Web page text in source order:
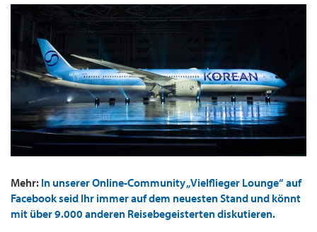
Mehr: In unserer Online-Community „Vielflieger Lounge“ auf
Facebook seid Ihr immer auf dem neuesten Stand und könnt
mit über 9.000 anderen Reisebegeisterten diskutieren.